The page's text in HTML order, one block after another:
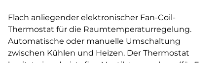
Flach anliegender elektronischer Fan-Coil-
Thermostat für die Raumtemperaturregelung.
Automatische oder manuelle Umschaltung
zwischen Kühlen und Heizen. Der Thermostat